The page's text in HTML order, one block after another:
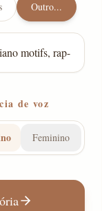
Outro...
de voz
Feminino